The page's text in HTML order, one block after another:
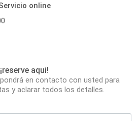
online
aqui!
en contacto con usted para
y aclarar todos los detalles.